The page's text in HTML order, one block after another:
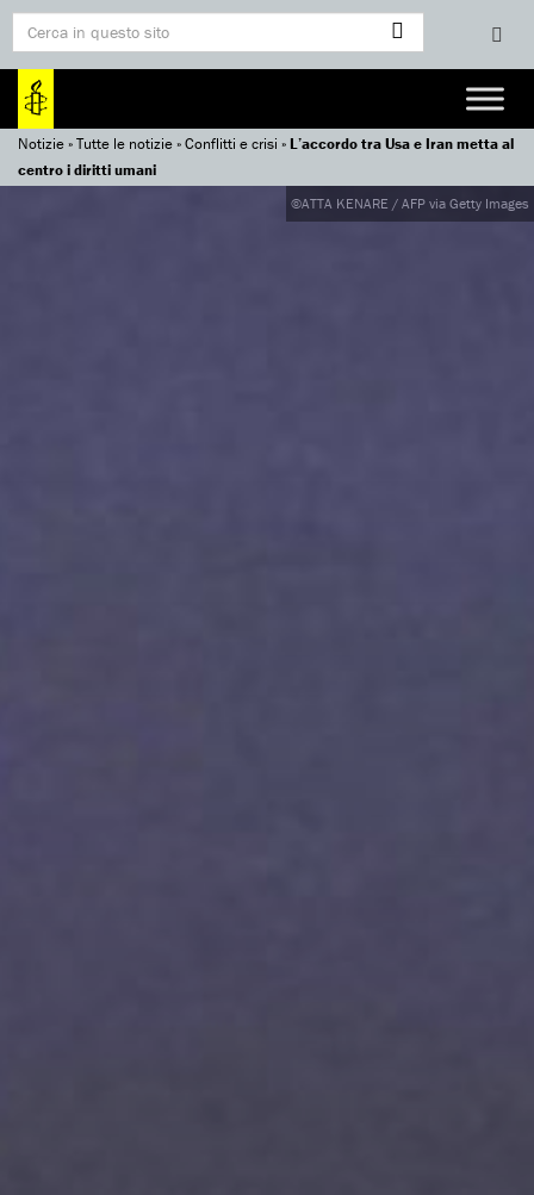
Notizie»Tutte le notizie»Conflitti e crisi »L’accordo tra Usa e Iran metta al
centro i diritti umani
©ATTA KENARE / AFP via Getty Images